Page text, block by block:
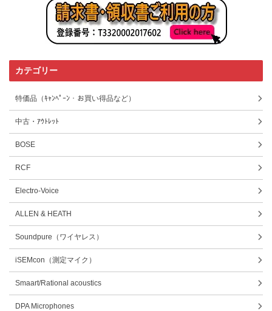
カテゴリー
特価品（ｷｬﾝﾍﾟｰﾝ・お買い得品など）
中古・ｱｳﾄﾚｯﾄ
BOSE
RCF
Electro-Voice
ALLEN & HEATH
Soundpure（ワイヤレス）
iSEMcon（測定マイク）
Smaart/Rational acoustics
DPA Microphones